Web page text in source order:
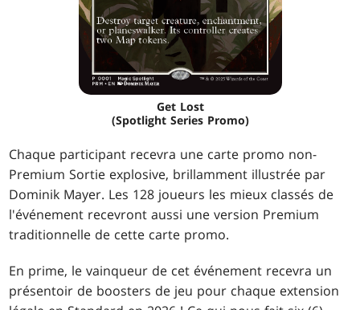
Get Lost
(Spotlight Series Promo)
Chaque participant recevra une carte promo non-
Premium Sortie explosive, brillamment illustrée par
Dominik Mayer. Les 128 joueurs les mieux classés de
l'événement recevront aussi une version Premium
traditionnelle de cette carte promo.
En prime, le vainqueur de cet événement recevra un
présentoir de boosters de jeu pour chaque extension